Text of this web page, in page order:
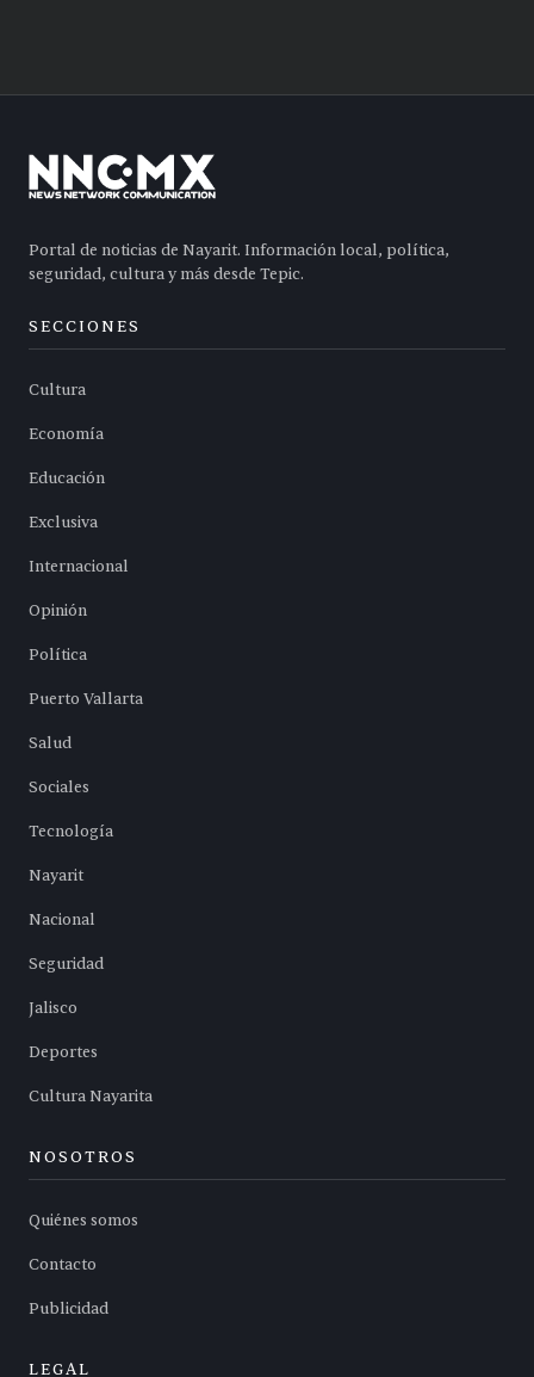
Portal de noticias de Nayarit. Información local, política,
seguridad, cultura y más desde Tepic.
SECCIONES
Cultura
Economía
Educación
Exclusiva
Internacional
Opinión
Política
Puerto Vallarta
Salud
Sociales
Tecnología
Nayarit
Nacional
Seguridad
Jalisco
Deportes
Cultura Nayarita
NOSOTROS
Quiénes somos
Contacto
Publicidad
LEGAL